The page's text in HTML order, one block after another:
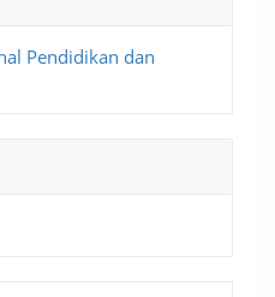
Pendidikan dan